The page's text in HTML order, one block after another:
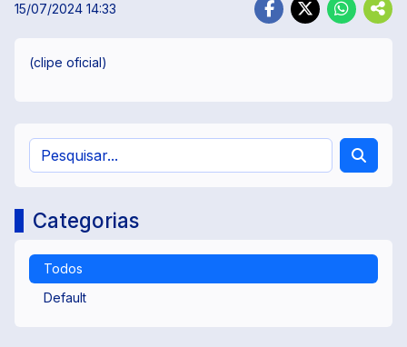
15/07/2024 14:33
(clipe oficial)
Categorias
Todos
Default